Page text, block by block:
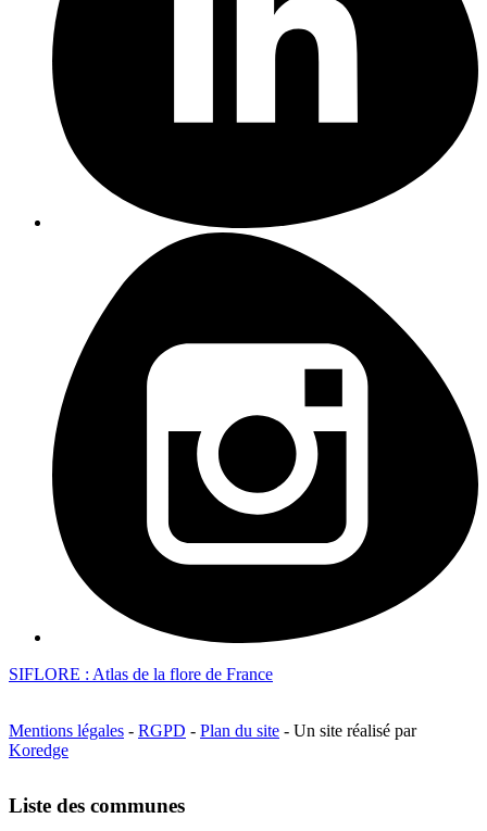
SIFLORE : Atlas de la flore de France
Mentions légales - RGPD - Plan du site - Un site réalisé par
Koredge
Liste des communes